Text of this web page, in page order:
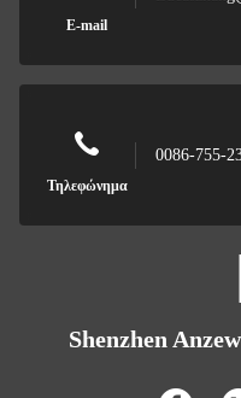
E-mail
Τηλεφώνημα
0086-755-
Shenzhen